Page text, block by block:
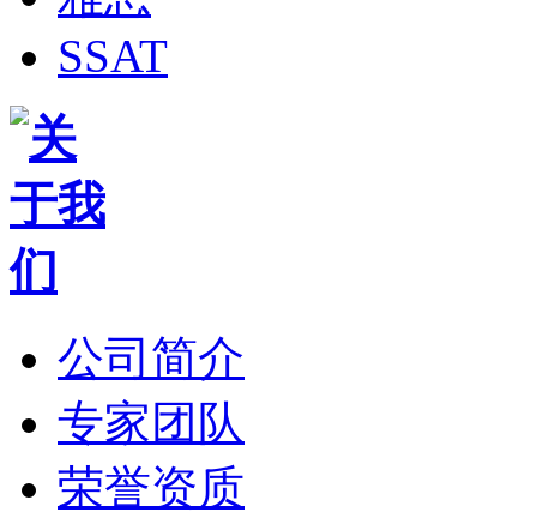
SSAT
公司简介
专家团队
荣誉资质